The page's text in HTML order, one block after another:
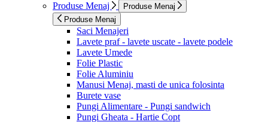
Produse Menaj
Produse Menaj
Produse Menaj
Saci Menajeri
Lavete praf - lavete uscate - lavete podele
Lavete Umede
Folie Plastic
Folie Aluminiu
Manusi Menaj, masti de unica folosinta
Burete vase
Pungi Alimentare - Pungi sandwich
Pungi Gheata - Hartie Copt